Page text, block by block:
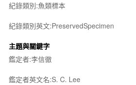
紀錄類別:魚類標本
紀錄類別英文:PreservedSpecimen
主題與關鍵字
鑑定者:李信徹
鑑定者英文名:S. C. Lee